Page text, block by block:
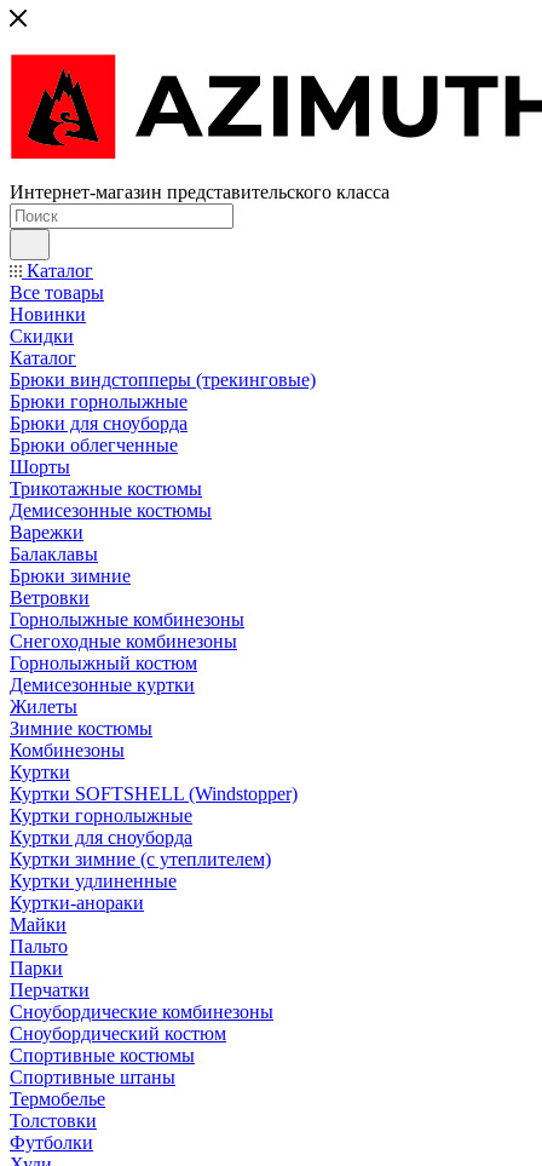
Интернет-магазин представительского класса
Каталог
Все товары
Новинки
Скидки
Каталог
Брюки виндстопперы (трекинговые)
Брюки горнолыжные
Брюки для сноуборда
Брюки облегченные
Шорты
Трикотажные костюмы
Демисезонные костюмы
Варежки
Балаклавы
Брюки зимние
Ветровки
Горнолыжные комбинезоны
Снегоходные комбинезоны
Горнолыжный костюм
Демисезонные куртки
Жилеты
Зимние костюмы
Комбинезоны
Куртки
Куртки SOFTSHELL (Windstopper)
Куртки горнолыжные
Куртки для сноуборда
Куртки зимние (с утеплителем)
Куртки удлиненные
Куртки-анораки
Майки
Пальто
Парки
Перчатки
Сноубордические комбинезоны
Сноубордический костюм
Спортивные костюмы
Спортивные штаны
Термобелье
Толстовки
Футболки